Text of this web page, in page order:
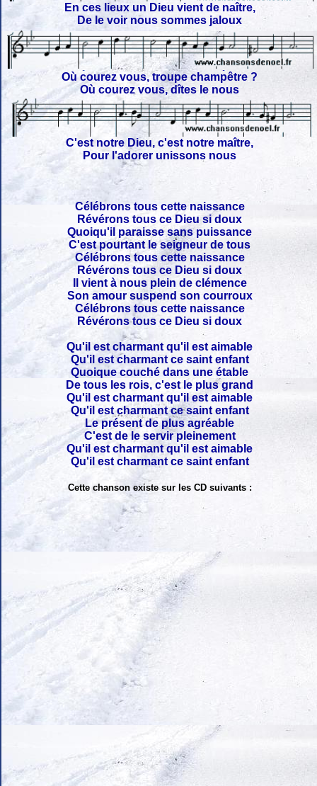
En ces lieux un Dieu vient de naître,
De le voir nous sommes jaloux
Où courez vous, troupe champêtre ?
Où courez vous, dîtes le nous
C'est notre Dieu, c'est notre maître,
Pour l'adorer unissons nous
Célébrons tous cette naissance
Révérons tous ce Dieu si doux
Quoiqu'il paraisse sans puissance
C'est pourtant le seigneur de tous
Célébrons tous cette naissance
Révérons tous ce Dieu si doux
Il vient à nous plein de clémence
Son amour suspend son courroux
Célébrons tous cette naissance
Révérons tous ce Dieu si doux
Qu'il est charmant qu'il est aimable
Qu'il est charmant ce saint enfant
Quoique couché dans une étable
De tous les rois, c'est le plus grand
Qu'il est charmant qu'il est aimable
Qu'il est charmant ce saint enfant
Le présent de plus agréable
C'est de le servir pleinement
Qu'il est charmant qu'il est aimable
Qu'il est charmant ce saint enfant
Cette chanson existe sur les CD suivants :